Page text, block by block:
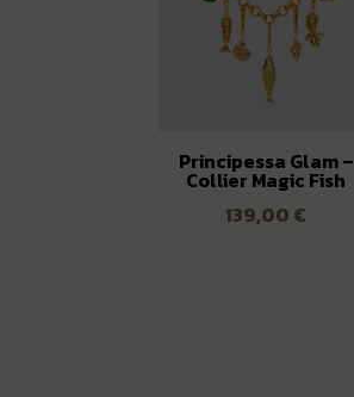
Principessa Glam –
Collier Magic Fish
139,00 €